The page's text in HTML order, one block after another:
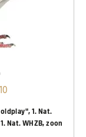
1. Nat.
Nat. WHZB, zoon